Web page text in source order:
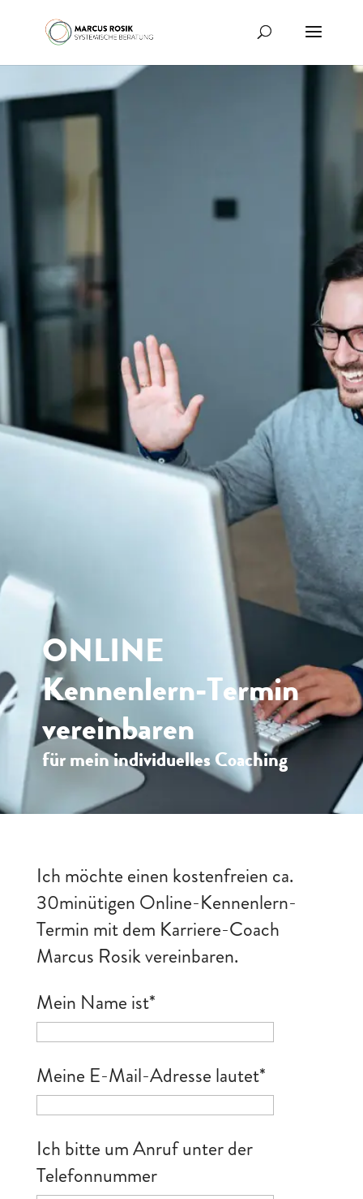
ONLINE
Kennenlern-Termin
vereinbaren
für mein individuelles Coaching
Ich möchte einen kostenfreien ca.
30minütigen Online-Kennenlern-
Termin mit dem Karriere-Coach
Marcus Rosik vereinbaren.
Mein Name ist*
Meine E-Mail-Adresse lautet*
Ich bitte um Anruf unter der
Telefonnummer